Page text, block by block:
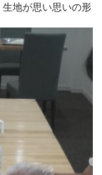
生地が思い思いの形